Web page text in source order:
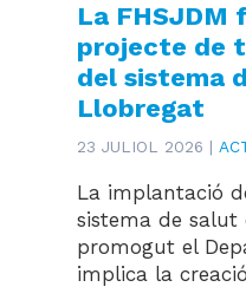
La
projecte de
del sistema
Llobregat
23 JULIOL 2026 |
La implantació
sistema de salut
promogut el
implica la